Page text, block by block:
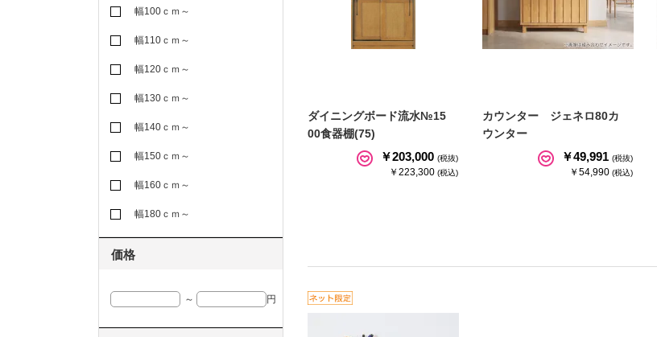
ダイニングボード流水№15
00食器棚(75)
￥203,000 (税抜)
￥223,300 (税込)
カウンター ジェネロ80カ
ウンター
￥49,991 (税抜)
￥54,990 (税込)
価格
～ 円
幅100ｃｍ～
幅110ｃｍ～
幅120ｃｍ～
幅130ｃｍ～
幅140ｃｍ～
幅150ｃｍ～
幅160ｃｍ～
幅180ｃｍ～